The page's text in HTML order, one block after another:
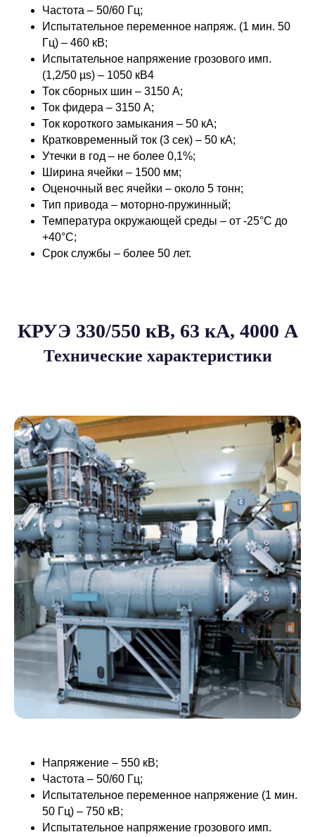
Частота – 50/60 Гц;
Испытательное переменное напряж. (1 мин. 50
Гц) – 460 кВ;
Испытательное напряжение грозового имп.
(1,2/50 µs) – 1050 кВ4
Ток сборных шин – 3150 A;
Ток фидера – 3150 A;
Ток короткого замыкания – 50 кА;
Кратковременный ток (3 сек) – 50 кА;
Утечки в год – не более 0,1%;
Ширина ячейки – 1500 мм;
Оценочный вес ячейки – около 5 тонн;
Тип привода – моторно-пружинный;
Температура окружающей среды – от -25°C до
+40°C;
Срок службы – более 50 лет.
КРУЭ 330/550 кВ, 63 кА, 4000 А
Технические характеристики
Напряжение – 550 кВ;
Частота – 50/60 Гц;
Испытательное переменное напряжение (1 мин.
50 Гц) – 750 кВ;
Испытательное напряжение грозового имп.